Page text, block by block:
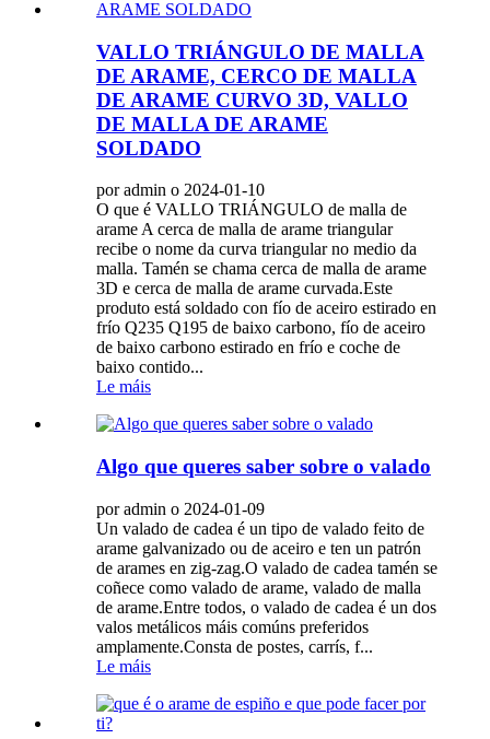
VALLO TRIÁNGULO DE MALLA
DE ARAME, CERCO DE MALLA
DE ARAME CURVO 3D, VALLO
DE MALLA DE ARAME
SOLDADO
por admin o 2024-01-10
O que é VALLO TRIÁNGULO de malla de
arame A cerca de malla de arame triangular
recibe o nome da curva triangular no medio da
malla. Tamén se chama cerca de malla de arame
3D e cerca de malla de arame curvada.Este
produto está soldado con fío de aceiro estirado en
frío Q235 Q195 de baixo carbono, fío de aceiro
de baixo carbono estirado en frío e coche de
baixo contido...
Le máis
Algo que queres saber sobre o valado
por admin o 2024-01-09
Un valado de cadea é un tipo de valado feito de
arame galvanizado ou de aceiro e ten un patrón
de arames en zig-zag.O valado de cadea tamén se
coñece como valado de arame, valado de malla
de arame.Entre todos, o valado de cadea é un dos
valos metálicos máis comúns preferidos
amplamente.Consta de postes, carrís, f...
Le máis